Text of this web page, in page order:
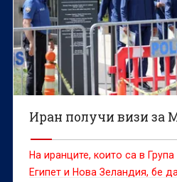
Иран получи визи за
На иранците, които са в
Египет и Нова Зеландия, бе